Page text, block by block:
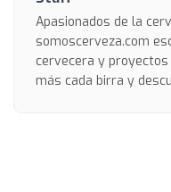
Apasionados de la
somoscerveza.com
cervecera y
más cada birra y